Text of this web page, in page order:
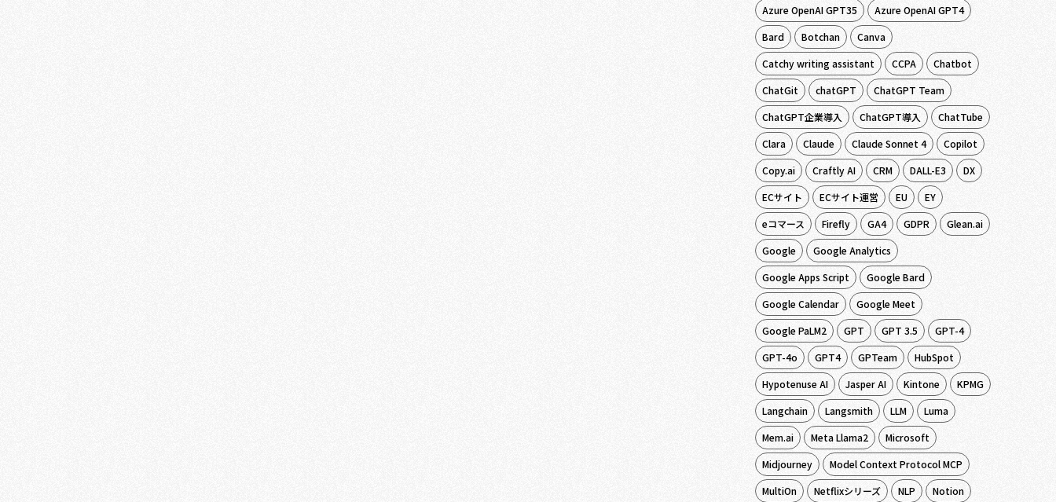
Azure OpenAI GPT35
Azure OpenAI GPT4
Bard
Botchan
Canva
Catchy writing assistant
CCPA
Chatbot
ChatGit
chatGPT
ChatGPT Team
ChatGPT企業導入
ChatGPT導入
ChatTube
Clara
Claude Claude Sonnet 4
Copilot
Copy.ai
Craftly AI CRM DALL-E3
DX
ECサイト
ECサイト運営 EU
EY
eコマース
Firefly GA4 GDPR
Glean.ai
Google
Google Analytics
Google Apps Script
Google Bard
Google Calendar
Google Meet
Google PaLM2
GPT GPT 3.5
GPT-4
GPT-4o
GPT4 GPTeam
HubSpot
Hypotenuse AI
Jasper AI Kintone
KPMG
Langchain
Langsmith LLM
Luma
Mem.ai
Meta Llama2
Microsoft
Midjourney
Model Context Protocol MCP
MultiOn
Netflixシリーズ NLP
Notion